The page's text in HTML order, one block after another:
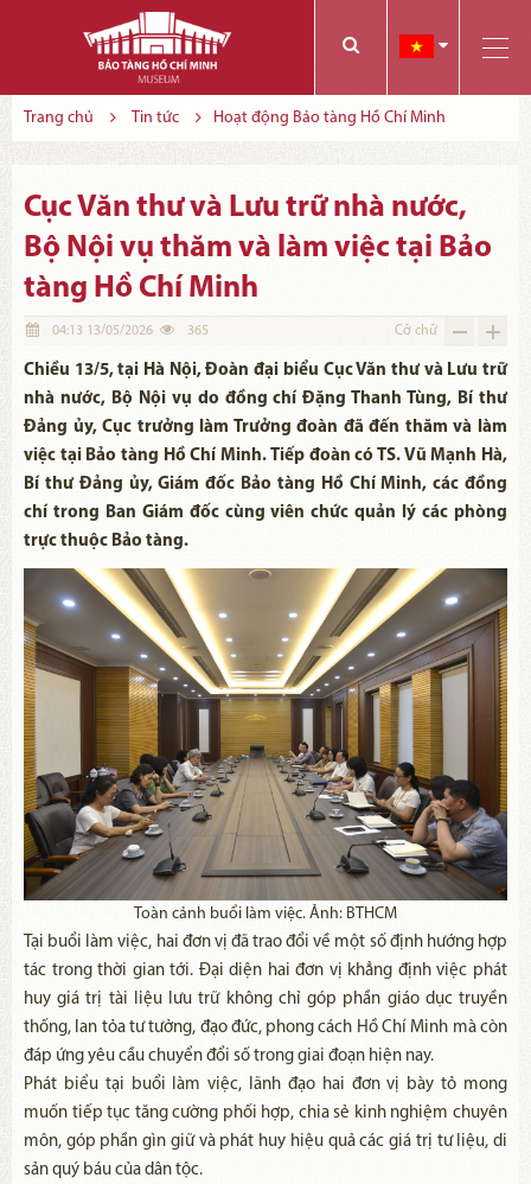
Trang chủ Tin tức Hoạt động Bảo tàng Hồ Chí Minh
Cục Văn thư và Lưu trữ nhà nước,
Bộ Nội vụ thăm và làm việc tại Bảo
tàng Hồ Chí Minh
04:13 13/05/2026 365 Cỡ chữ
Chiều 13/5, tại Hà Nội, Đoàn đại biểu Cục Văn thư và Lưu trữ
nhà nước, Bộ Nội vụ do đồng chí Đặng Thanh Tùng, Bí thư
Đảng ủy, Cục trưởng làm Trưởng đoàn đã đến thăm và làm
việc tại Bảo tàng Hồ Chí Minh. Tiếp đoàn có TS. Vũ Mạnh Hà,
Bí thư Đảng ủy, Giám đốc Bảo tàng Hồ Chí Minh, các đồng
chí trong Ban Giám đốc cùng viên chức quản lý các phòng
trực thuộc Bảo tàng.
Toàn cảnh buổi làm việc. Ảnh: BTHCM
Tại buổi làm việc, hai đơn vị đã trao đổi về một số định hướng hợp
tác trong thời gian tới. Đại diện hai đơn vị khẳng định việc phát
huy giá trị tài liệu lưu trữ không chỉ góp phần giáo dục truyền
thống, lan tỏa tư tưởng, đạo đức, phong cách Hồ Chí Minh mà còn
đáp ứng yêu cầu chuyển đổi số trong giai đoạn hiện nay.
Phát biểu tại buổi làm việc, lãnh đạo hai đơn vị bày tỏ mong
muốn tiếp tục tăng cường phối hợp, chia sẻ kinh nghiệm chuyên
môn, góp phần gìn giữ và phát huy hiệu quả các giá trị tư liệu, di
sản quý báu của dân tộc.